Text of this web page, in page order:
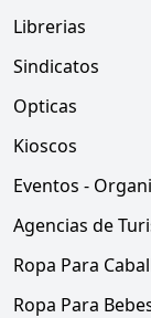
Librerias
Sindicatos
Opticas
Kioscos
Eventos -
Agencias de
Ropa Para
Ropa Para